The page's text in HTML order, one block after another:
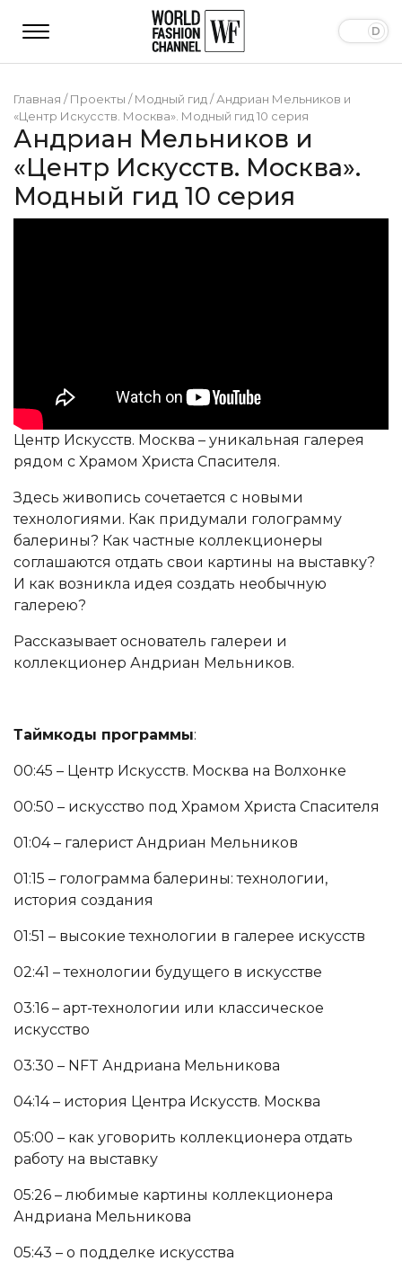
Главная /Проекты /Модный гид /Андриан Мельников и
«Центр Искусств. Москва». Модный гид 10 серия
Андриан Мельников и
«Центр Искусств. Москва».
Модный гид 10 серия
Центр Искусств. Москва – уникальная галерея
рядом с Храмом Христа Спасителя.
Здесь живопись сочетается с новыми
технологиями. Как придумали голограмму
балерины? Как частные коллекционеры
соглашаются отдать свои картины на выставку?
И как возникла идея создать необычную
галерею?
Рассказывает основатель галереи и
коллекционер Андриан Мельников.
Таймкоды программы:
00:45 – Центр Искусств. Москва на Волхонке
00:50 – искусство под Храмом Христа Спасителя
01:04 – галерист Андриан Мельников
01:15 – голограмма балерины: технологии,
история создания
01:51 – высокие технологии в галерее искусств
02:41 – технологии будущего в искусстве
03:16 – арт-технологии или классическое
искусство
03:30 – NFT Андриана Мельникова
04:14 – история Центра Искусств. Москва
05:00 – как уговорить коллекционера отдать
работу на выставку
05:26 – любимые картины коллекционера
Андриана Мельникова
05:43 – о подделке искусства